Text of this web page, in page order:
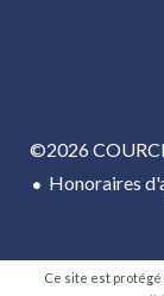
©2026
Honoraires
Ce site est protégé